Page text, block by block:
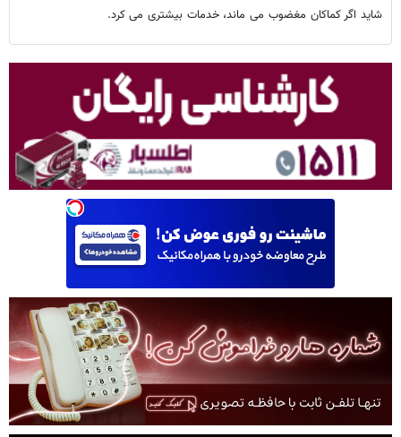
شاید اگر کماکان مغضوب می ماند، خدمات بیشتری می کرد.